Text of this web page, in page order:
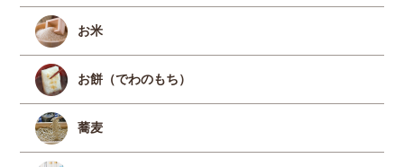
お米
お餅（でわのもち）
蕎麦